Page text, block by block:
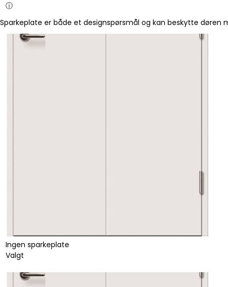
ⓘ
Sparkeplate er både et designspørsmål og kan beskytte døren
Ingen sparkeplate
Valgt